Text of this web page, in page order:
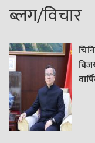
ब्लग/विचार